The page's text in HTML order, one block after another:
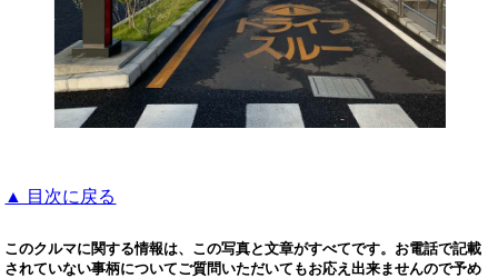
▲ 目次に戻る
このクルマに関する情報は、この写真と文章がすべてです。お電話で記載
されていない事柄についてご質問いただいてもお応え出来ませんので予め